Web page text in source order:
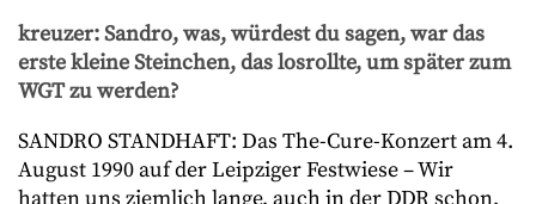
kreuzer: Sandro, was, würdest du sagen, war das
erste kleine Steinchen, das losrollte, um später zum
WGT zu werden?
SANDRO STANDHAFT: Das The-Cure-Konzert am 4.
August 1990 auf der Leipziger Festwiese – Wir